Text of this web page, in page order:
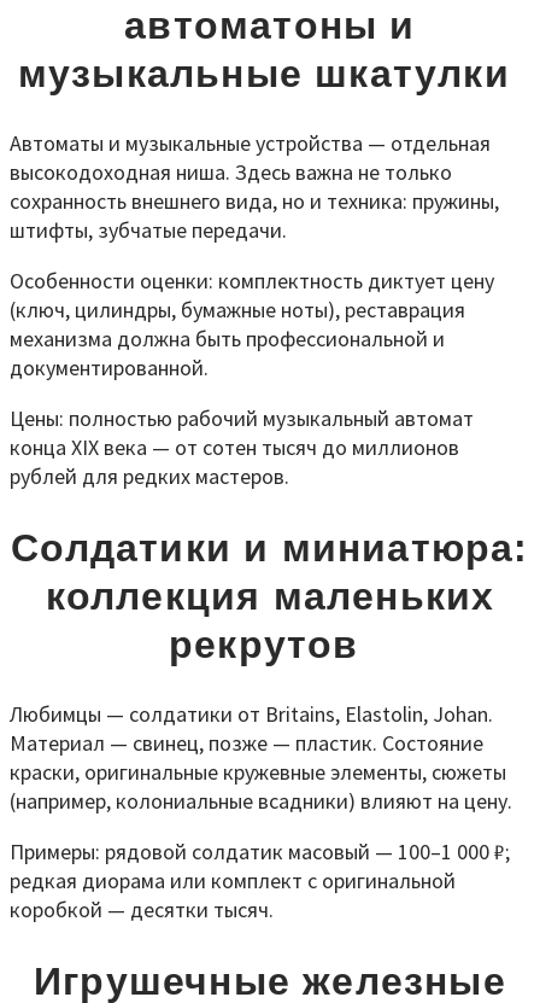
автоматоны и
музыкальные шкатулки
Автоматы и музыкальные устройства — отдельная
высокодоходная ниша. Здесь важна не только
сохранность внешнего вида, но и техника: пружины,
штифты, зубчатые передачи.
Особенности оценки: комплектность диктует цену
(ключ, цилиндры, бумажные ноты), реставрация
механизма должна быть профессиональной и
документированной.
Цены: полностью рабочий музыкальный автомат
конца XIX века — от сотен тысяч до миллионов
рублей для редких мастеров.
Солдатики и миниатюра:
коллекция маленьких
рекрутов
Любимцы — солдатики от Britains, Elastolin, Johan.
Материал — свинец, позже — пластик. Состояние
краски, оригинальные кружевные элементы, сюжеты
(например, колониальные всадники) влияют на цену.
Примеры: рядовой солдатик масовый — 100–1 000 ₽;
редкая диорама или комплект с оригинальной
коробкой — десятки тысяч.
Игрушечные железные